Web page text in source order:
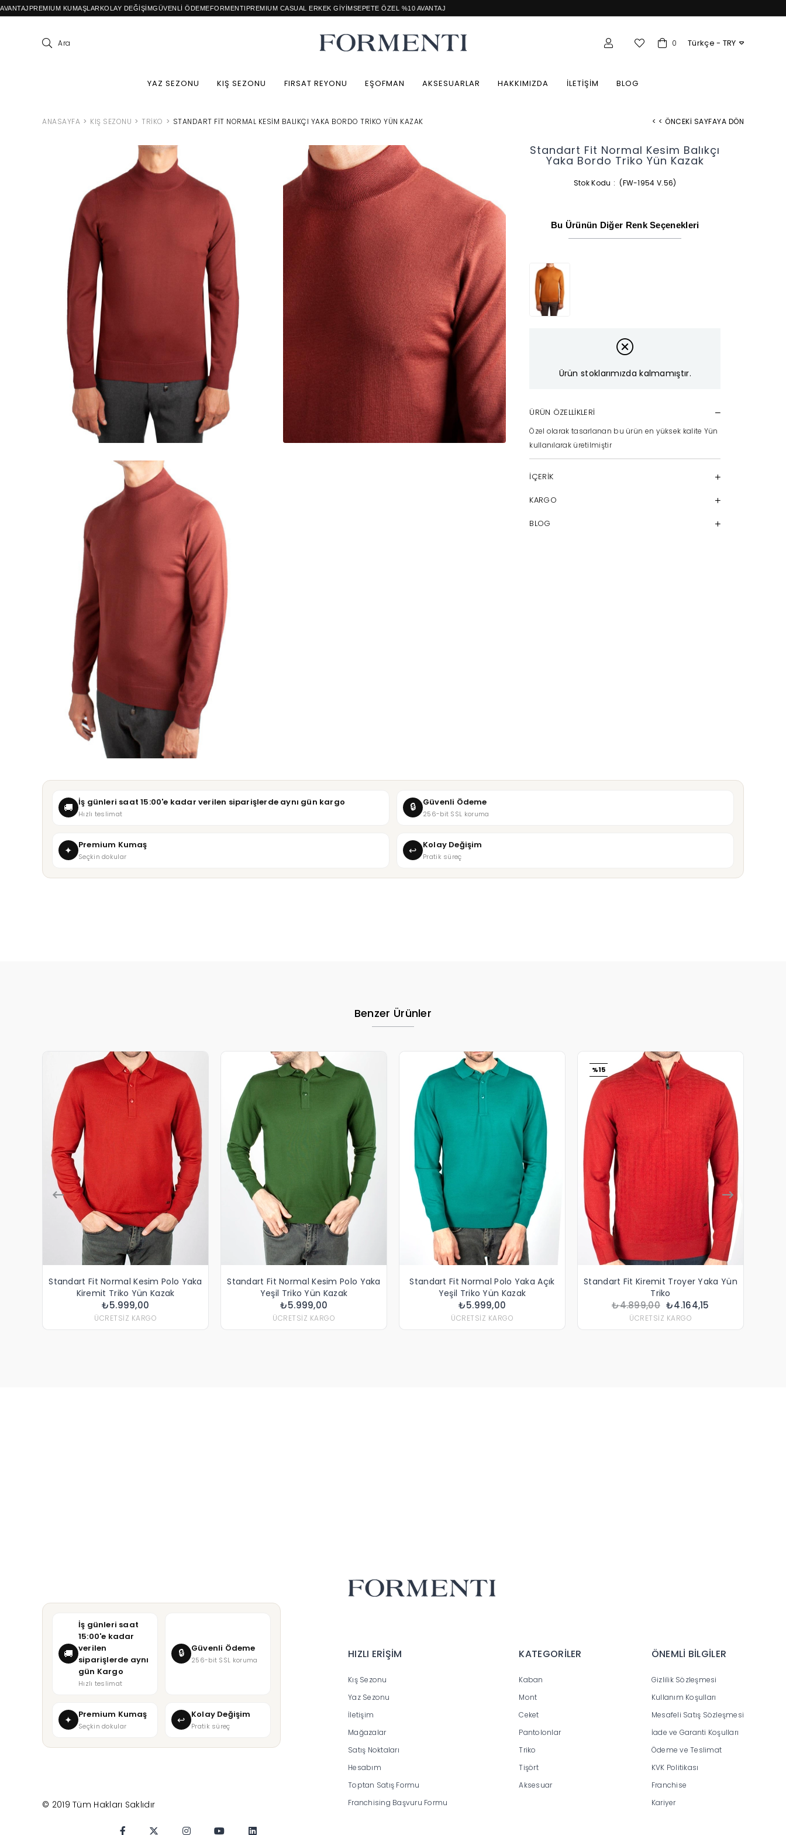
Türkçe - TRY
0
Ara
YAZ SEZONU KIŞ SEZONU FIRSAT REYONU EŞOFMAN AKSESUARLAR HAKKIMIZDA İLETİŞİM BLOG
KUMAŞLARKOLAY DEĞİŞİMGÜVENLİ ÖDEMEFORMENTIPREMIUM CASUAL ERKEK GİYİMSEPETE ÖZEL %10 AVANTAJ
ANASAYFA KIŞ SEZONU TRIKO STANDART FIT NORMAL KESIM BALIKÇI YAKA BORDO TRIKO YÜN KAZAK < < ÖNCEKI SAYFAYA DÖN
Standart Fit Normal Kesim Balıkçı
Yaka Bordo Triko Yün Kazak
Stok Kodu (FW-1954 V.56)
Bu Ürünün Diğer Renk Seçenekleri
Ürün stoklarımızda kalmamıştır.
ÜRÜN ÖZELLIKLERI
Özel olarak tasarlanan bu ürün en yüksek kalite Yün
kullanılarak üretilmiştir
İÇERİK
KARGO
BLOG
🚚 İş günleri saat 15:00'e kadar verilen siparişlerde aynı gün kargo
Hızlı teslimat
🔒 Güvenli Ödeme
256-bit SSL koruma
✦ Premium Kumaş
Seçkin dokular ↩ Kolay Değişim
Pratik süreç
Benzer Ürünler
Standart Fit Normal Kesim Polo Yaka
Kiremit Triko Yün Kazak
₺5.999,00
ÜCRETSIZ KARGO
Standart Fit Normal Kesim Polo Yaka
Yeşil Triko Yün Kazak
₺5.999,00
ÜCRETSIZ KARGO
Standart Fit Normal Polo Yaka Açık
Yeşil Triko Yün Kazak
₺5.999,00
ÜCRETSIZ KARGO
Standart Fit Kiremit Troyer Yaka Yün
Triko
₺4.164,15
₺4.899,00
%15
ÜCRETSIZ KARGO
HIZLI ERİŞİM
Kış Sezonu
Yaz Sezonu
İletişim
Mağazalar
Satış Noktaları
Hesabım
Toptan Satış Formu
Franchising Başvuru Formu
KATEGORİLER
Kaban
Mont
Ceket
Pantolonlar
Triko
Tişört
Aksesuar
ÖNEMLİ BİLGİLER
Gizlilik Sözleşmesi
Kullanım Koşulları
Mesafeli Satış Sözleşmesi
İade ve Garanti Koşulları
Ödeme ve Teslimat
KVK Politikası
Franchise
Kariyer
🚚
İş günleri saat
15:00'e kadar
verilen
siparişlerde aynı
gün Kargo
Hızlı teslimat
🔒 Güvenli Ödeme
256-bit SSL koruma
✦ Premium Kumaş
Seçkin dokular ↩ Kolay Değişim
Pratik süreç
© 2019 Tüm Hakları Saklıdır